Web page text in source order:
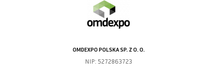
OMDEXPO POLSKA SP. Z O. O.
NIP: 5272863723